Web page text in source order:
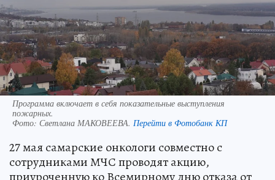
Программа включает в себя показательные выступления
пожарных.
Фото: Светлана МАКОВЕЕВА. Перейти в Фотобанк КП
27 мая самарские онкологи совместно с
сотрудниками МЧС проводят акцию,